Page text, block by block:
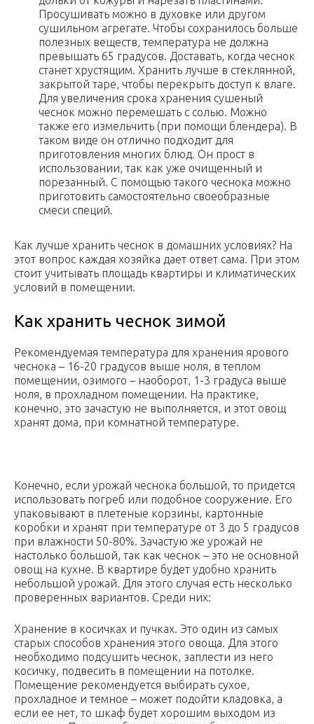
Просушивать можно в духовке или другом
сушильном агрегате. Чтобы сохранилось больше
полезных веществ, температура не должна
превышать 65 градусов. Доставать, когда чеснок
станет хрустящим. Хранить лучше в стеклянной,
закрытой таре, чтобы перекрыть доступ к влаге.
Для увеличения срока хранения сушеный
чеснок можно перемешать с солью. Можно
также его измельчить (при помощи блендера). В
таком виде он отлично подходит для
приготовления многих блюд. Он прост в
использовании, так как уже очищенный и
порезанный. С помощью такого чеснока можно
приготовить самостоятельно своеобразные
смеси специй.
Как лучше хранить чеснок в домашних условиях? На
этот вопрос каждая хозяйка дает ответ сама. При этом
стоит учитывать площадь квартиры и климатических
условий в помещении.
Как хранить чеснок зимой
Рекомендуемая температура для хранения ярового
чеснока – 16-20 градусов выше ноля, в теплом
помещении, озимого – наоборот, 1-3 градуса выше
ноля, в прохладном помещении. На практике,
конечно, это зачастую не выполняется, и этот овощ
хранят дома, при комнатной температуре.
Конечно, если урожай чеснока большой, то придется
использовать погреб или подобное сооружение. Его
упаковывают в плетеные корзины, картонные
коробки и хранят при температуре от 3 до 5 градусов
при влажности 50-80%. Зачастую же урожай не
настолько большой, так как чеснок – это не основной
овощ на кухне. В квартире будет удобно хранить
небольшой урожай. Для этого случая есть несколько
проверенных вариантов. Среди них:
Хранение в косичках и пучках. Это один из самых
старых способов хранения этого овоща. Для этого
необходимо подсушить чеснок, заплести из него
косичку, подвесить в помещении на потолке.
Помещение рекомендуется выбирать сухое,
прохладное и темное – может подойти кладовка, а
если ее нет, то шкаф будет хорошим выходом из